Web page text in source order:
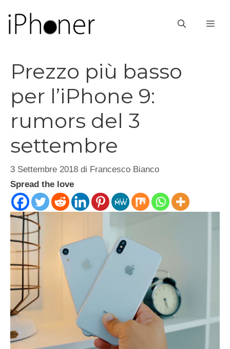
contenuto
Prezzo più basso
per l’iPhone 9:
rumors del 3
settembre
3 Settembre 2018 di Francesco Bianco
Spread the love